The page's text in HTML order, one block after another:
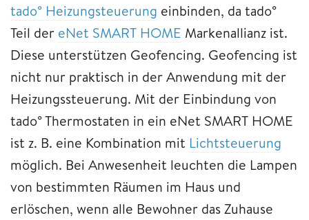
tado° Heizungsteuerung einbinden, da tado°
Teil der eNet SMART HOME Markenallianz ist.
Diese unterstützen Geofencing. Geofencing ist
nicht nur praktisch in der Anwendung mit der
Heizungssteuerung. Mit der Einbindung von
tado° Thermostaten in ein eNet SMART HOME
ist z. B. eine Kombination mit Lichtsteuerung
möglich. Bei Anwesenheit leuchten die Lampen
von bestimmten Räumen im Haus und
erlöschen, wenn alle Bewohner das Zuhause